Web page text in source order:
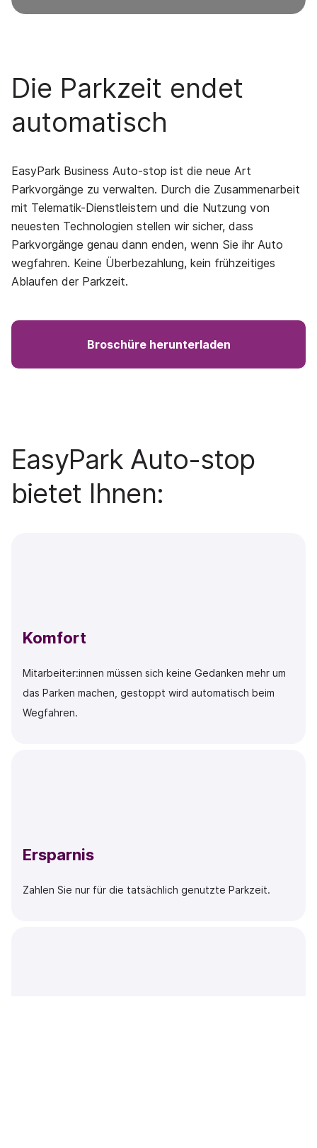
Die Parkzeit endet
automatisch
EasyPark Business Auto-stop ist die neue Art
Parkvorgänge zu verwalten. Durch die Zusammenarbeit
mit Telematik-Dienstleistern und die Nutzung von
neuesten Technologien stellen wir sicher, dass
Parkvorgänge genau dann enden, wenn Sie ihr Auto
wegfahren. Keine Überbezahlung, kein frühzeitiges
Ablaufen der Parkzeit.
Broschüre herunterladen
EasyPark Auto-stop
bietet Ihnen:
Komfort
Mitarbeiter:innen müssen sich keine Gedanken mehr um
das Parken machen, gestoppt wird automatisch beim
Wegfahren.
Ersparnis
Zahlen Sie nur für die tatsächlich genutzte Parkzeit.